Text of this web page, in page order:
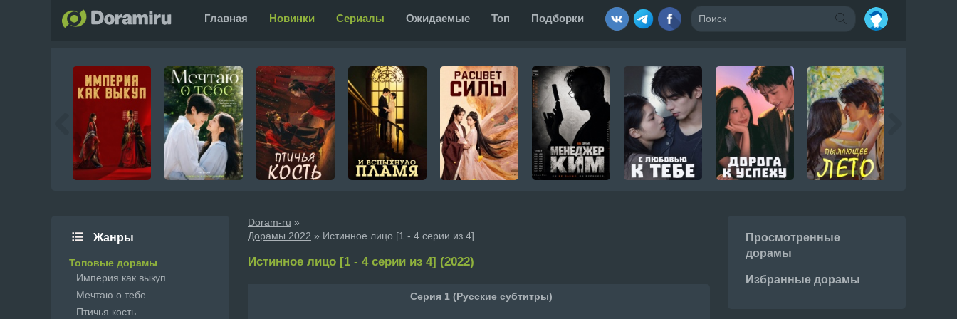
Главная Новинки Сериалы Ожидаемые Топ Подборки
Doram-ru »
Дорамы 2022 » Истинное лицо [1 - 4 серии из 4]
Истинное лицо [1 - 4 серии из 4] (2022)
Серия 1 (Русские субтитры)
Жанры
Топовые дорамы
Империя как выкуп
Мечтаю о тебе
Птичья кость
Просмотренные
дорамы
Избранные дорамы